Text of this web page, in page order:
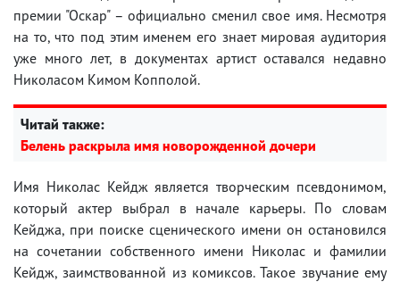
премии "Оскар" – официально сменил свое имя. Несмотря
на то, что под этим именем его знает мировая аудитория
уже много лет, в документах артист оставался недавно
Николасом Кимом Копполой.
Читай также:
Белень раскрыла имя новорожденной дочери
Имя Николас Кейдж является творческим псевдонимом,
который актер выбрал в начале карьеры. По словам
Кейджа, при поиске сценического имени он остановился
на сочетании собственного имени Николас и фамилии
Кейдж, заимствованной из комиксов. Такое звучание ему